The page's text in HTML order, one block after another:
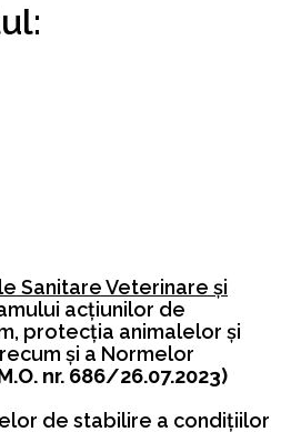
Sanitare Veterinare şi
acţiunilor de
protecţia animalelor şi
şi a Normelor
nr. 686/26.07.2023)
de stabilire a condiţiilor